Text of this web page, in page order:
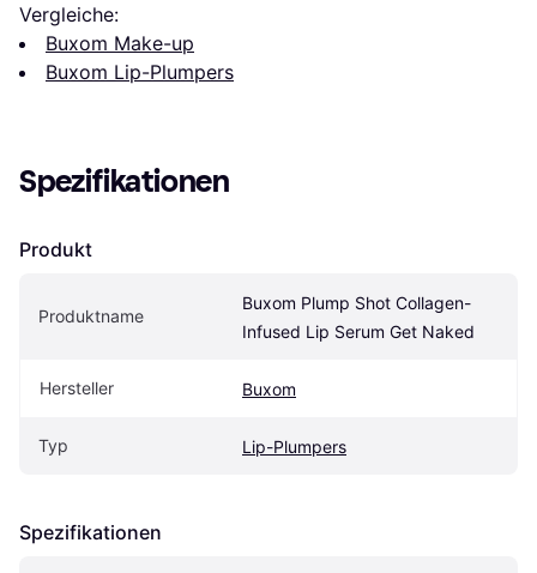
Vergleiche:
Buxom Make-up
Buxom Lip-Plumpers
Spezifikationen
Produkt
Produktname
Buxom Plump Shot Collagen-
Infused Lip Serum Get Naked
Hersteller Buxom
Typ Lip-Plumpers
Spezifikationen